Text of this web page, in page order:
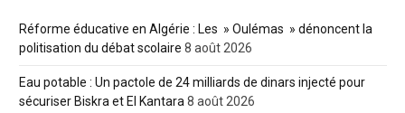
Réforme éducative en Algérie : Les » Oulémas » dénoncent la
politisation du débat scolaire 8 août 2026
Eau potable : Un pactole de 24 milliards de dinars injecté pour
sécuriser Biskra et El Kantara8 août 2026